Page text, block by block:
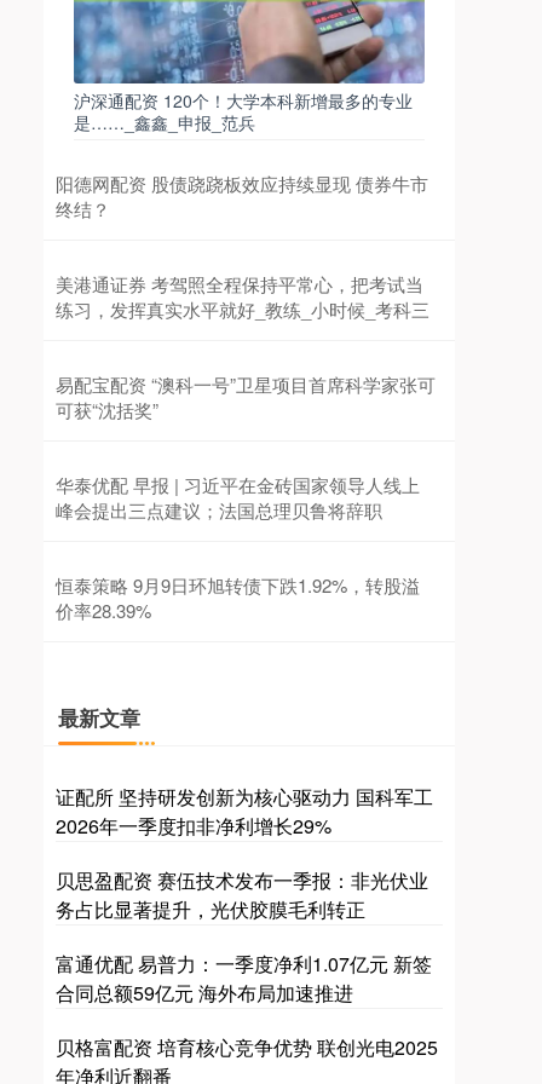
沪深通配资 120个！大学本科新增最多的专业
是……_鑫鑫_申报_范兵
阳德网配资 股债跷跷板效应持续显现 债券牛市
终结？
美港通证券 考驾照全程保持平常心，把考试当
练习，发挥真实水平就好_教练_小时候_考科三
易配宝配资 “澳科一号”卫星项目首席科学家张可
可获“沈括奖”
华泰优配 早报 | 习近平在金砖国家领导人线上
峰会提出三点建议；法国总理贝鲁将辞职
恒泰策略 9月9日环旭转债下跌1.92%，转股溢
价率28.39%
最新文章
证配所 坚持研发创新为核心驱动力 国科军工
2026年一季度扣非净利增长29%
贝思盈配资 赛伍技术发布一季报：非光伏业
务占比显著提升，光伏胶膜毛利转正
富通优配 易普力：一季度净利1.07亿元 新签
合同总额59亿元 海外布局加速推进
贝格富配资 培育核心竞争优势 联创光电2025
年净利近翻番